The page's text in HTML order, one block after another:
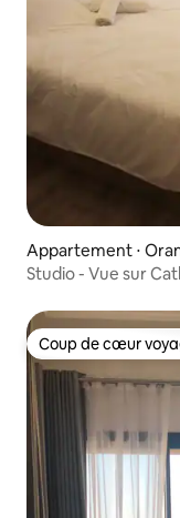
Appartement ⋅
Studio - Vue sur
Coup de cœur
Coup de cœur